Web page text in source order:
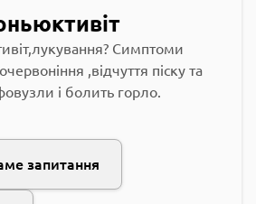
Симптоми
,відчуття піску та
і болить горло.
запитання